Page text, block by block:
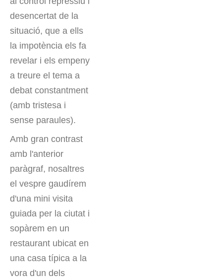
desencertat de la
situació, que a ells
la impotència els fa
revelar i els empeny
a treure el tema a
debat constantment
(amb tristesa i
sense paraules).
Amb gran contrast
amb l'anterior
paràgraf, nosaltres
el vespre gaudírem
d'una mini visita
guiada per la ciutat i
sopàrem en un
restaurant ubicat en
una casa típica a la
vora d'un dels